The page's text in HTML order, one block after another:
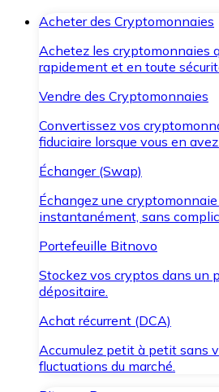
Acheter des Cryptomonnaies
Achetez les cryptomonnaies
rapidement et en toute
Vendre des Cryptomonnaies
Convertissez vos
fiduciaire lorsque vous en
Échanger (Swap)
Échangez une
instantanément, sans
Portefeuille Bitnovo
Stockez vos cryptos dans un
dépositaire.
Achat récurrent (DCA)
Accumulez petit à petit sans
fluctuations du marché.